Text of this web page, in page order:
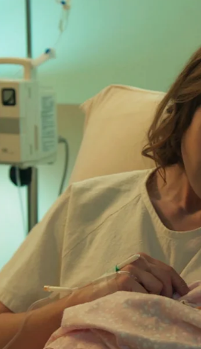
Déborah se disparase sin
cayó al río,su cuerpo no ha